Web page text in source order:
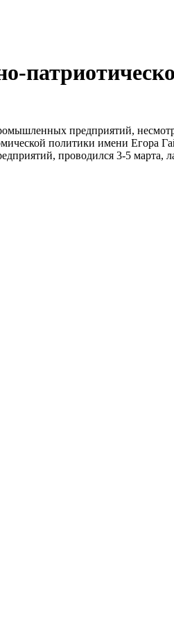
предприятий,
политики имени
проводился 3-5 марта,